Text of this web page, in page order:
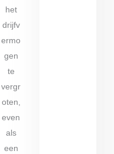
het
drijfv
ermo
gen
te
vergr
oten,
even
als
een